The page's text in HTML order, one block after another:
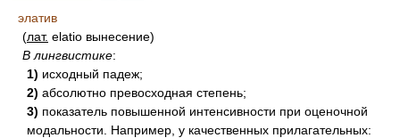
элатив
(лат. elatio вынесение)
В лингвистике:
1) исходный падеж;
2) абсолютно превосходная степень;
3) показатель повышенной интенсивности при оценочной
модальности. Например, у качественных прилагательных: